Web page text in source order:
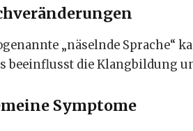
„näselnde Sprache“
beeinflusst die Klangbildung
Symptome